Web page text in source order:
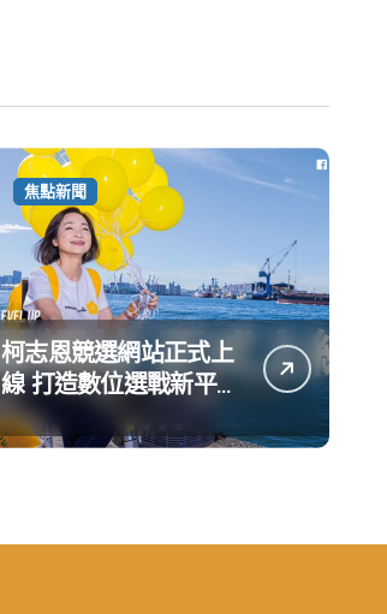
焦點新聞
柯志恩競選網站正式上
線 打造數位選戰新平台
公開五大亮點